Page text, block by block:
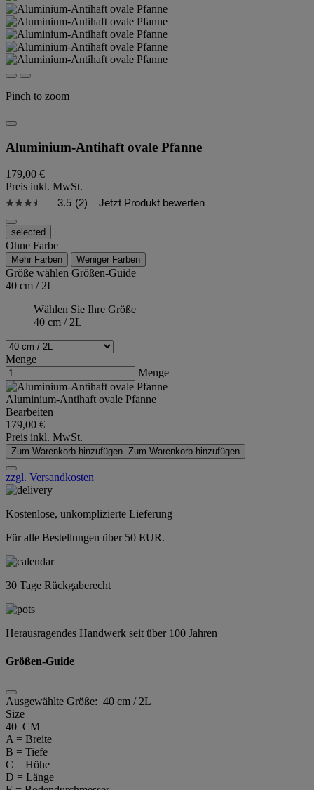
Pinch to zoom
Aluminium-Antihaft ovale Pfanne
179,00 €
Preis inkl. MwSt.
3.5 (2) Jetzt Produkt bewerten
selected
Ohne Farbe
Mehr Farben Weniger Farben
Größe wählen Größen-Guide
40 cm / 2L
Wählen Sie Ihre Größe
40 cm / 2L
Menge
Menge
Aluminium-Antihaft ovale Pfanne
Bearbeiten
179,00 €
Preis inkl. MwSt.
Zum Warenkorb hinzufügen Zum Warenkorb hinzufügen
zzgl. Versandkosten
Kostenlose, unkomplizierte Lieferung
Für alle Bestellungen über 50 EUR.
30 Tage Rückgaberecht
Herausragendes Handwerk seit über 100 Jahren
Größen-Guide
Ausgewählte Größe: 40 cm / 2L
Size
40 CM
A = Breite
B = Tiefe
C = Höhe
D = Länge